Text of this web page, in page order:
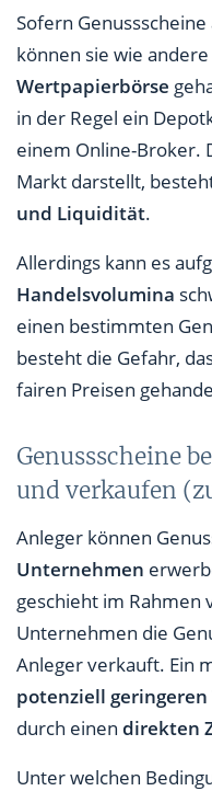
Sofern
können sie wie andere
Wertpapierbörse
in der Regel ein
einem Online-Broker.
Markt darstellt,
und Liquidität.
Allerdings kann es
Handelsvolumina
einen bestimmten
besteht die Gefahr,
fairen Preisen
Genussscheine
und verkaufen
Anleger können
Unternehmen
geschieht im Rahmen
Unternehmen die
Anleger verkauft. Ein
potenziell
durch einen direkten
Unter welchen